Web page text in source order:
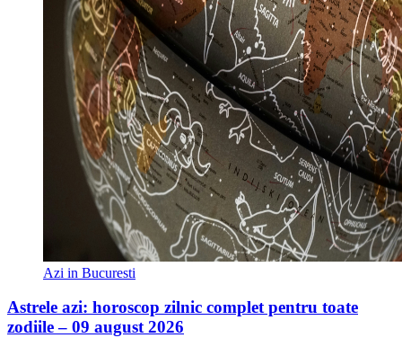
Azi in Bucuresti
Astrele azi: horoscop zilnic complet pentru toate
zodiile – 09 august 2026